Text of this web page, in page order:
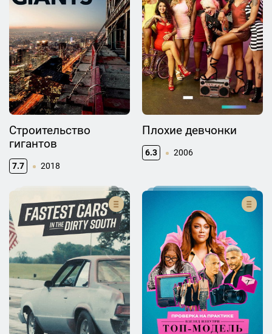
Строительство
гигантов
7.7 2018
Плохие девчонки
6.3 2006